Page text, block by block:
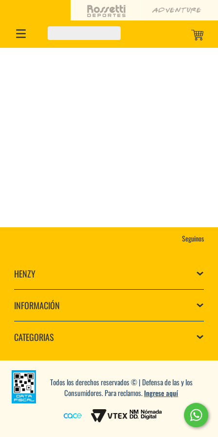
Seguinos
HENZY
INFORMACIÓN
CATEGORIAS
Todos los derechos reservados © | Defensa de las y los
Consumidores. Para reclamos.Ingrese aquí